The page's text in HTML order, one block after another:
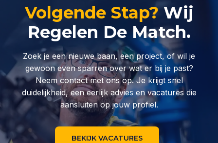
Volgende Stap?Wij
Regelen De Match.
Zoek je een nieuwe baan, een project, of wil je
gewoon even sparren over wat er bij je past?
Neem contact met ons op. Je krijgt snel
duidelijkheid, een eerlijk advies en vacatures die
aansluiten op jouw profiel.
BEKIJK VACATURES